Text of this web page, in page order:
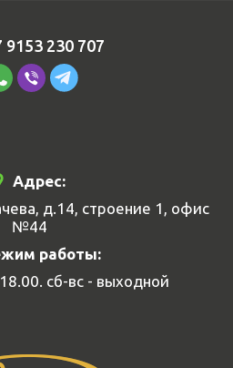
9153 230 707
Адрес:
д.14, строение 1, офис
№44
работы:
сб-вс - выходной